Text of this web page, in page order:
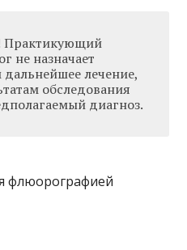
Практикующий
не назначает
лечение,
обследования
диагноз.